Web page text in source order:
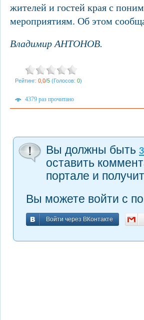
жителей и гостей края с
мероприятиям. Об этом
Владимир АНТОНОВ.
Рейтинг: 0,0/5 (Голосов: 0)
4379 раз прочитано
Вы должны быть
оставить
портале и
Вы можете войти с
Войти через ВКонтакте
Войти через ВКонтакте